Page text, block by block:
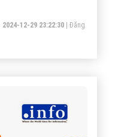
2024-12-29 23:22:30|Đăng